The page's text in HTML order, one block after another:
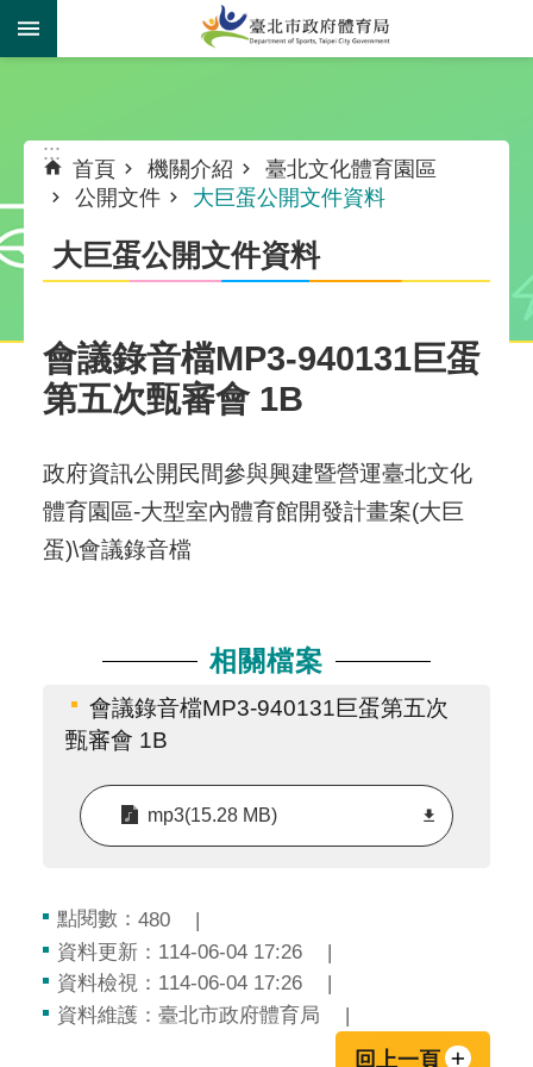
跳到主要內容區塊
:::
首頁 機關介紹
臺北文化體育園區
公開文件
大巨蛋公開文件資料
大巨蛋公開文件資料
會議錄音檔MP3-940131巨蛋
第五次甄審會 1B
政府資訊公開民間參與興建暨營運臺北文化
體育園區-大型室內體育館開發計畫案(大巨
蛋)\會議錄音檔
相關檔案
會議錄音檔MP3-940131巨蛋第五次
甄審會 1B
mp3(15.28 MB)
點閱數： 480
資料更新：114-06-04 17:26
資料檢視：114-06-04 17:26
資料維護：臺北市政府體育局
回上一頁